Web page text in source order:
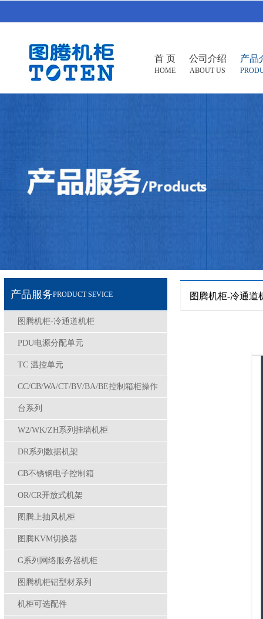
首 页
HOME
公司介绍
ABOUT US
产品
产品服务PRODUCT SEVICE
图腾机柜-冷通道机柜
PDU电源分配单元
TC 温控单元
CC/CB/WA/CT/BV/BA/BE控制箱柜操作
台系列
W2/WK/ZH系列挂墙机柜
DR系列数据机架
CB不锈钢电子控制箱
OR/CR开放式机架
图腾上抽风机柜
图腾KVM切换器
G系列网络服务器机柜
图腾机柜铝型材系列
机柜可选配件
图腾机柜-冷通道